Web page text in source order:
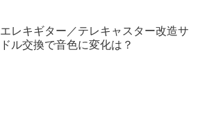
エレキギター／テレキャスター改造サ
ドル交換で音色に変化は？